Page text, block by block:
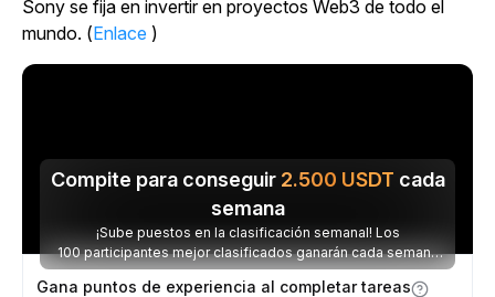
Sony se fija en invertir en proyectos Web3 de todo el
mundo. (Enlace )
Compite para conseguir 2.500 USDT cada
semana
¡Sube puestos en la clasificación semanal! Los
100 participantes mejor clasificados ganarán cada semana
parte de los 2.500 USDT disponibles.
Gana puntos de experiencia al completar tareas